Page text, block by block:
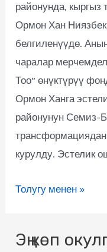
районунда, кыргыз
Ормон Хан
белгиленүүдө.
чаралар
Тоо” өнүктүрүү
Ормон Ханга
районунун Семиз-
курулду. Эстелик
Толугу менен »
Эң көп